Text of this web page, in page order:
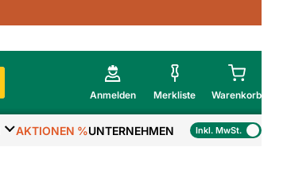
Anmelden Merkliste Warenkorb
Mein Warenkorb
AKTIONEN %UNTERNEHMEN Inkl. MwSt.